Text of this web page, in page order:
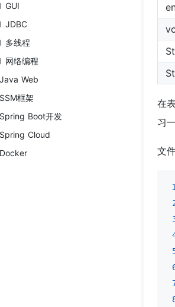
GUI
JDBC
多线程
网络编程
Java Web
SSM框架
Spring Boot开发
Spring Cloud
Docker
在
习
文